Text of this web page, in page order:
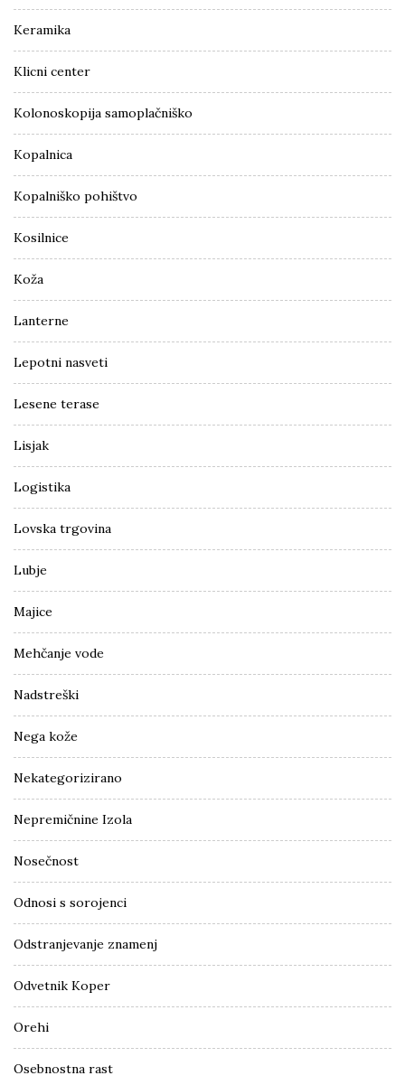
Keramika
Klicni center
Kolonoskopija samoplačniško
Kopalnica
Kopalniško pohištvo
Kosilnice
Koža
Lanterne
Lepotni nasveti
Lesene terase
Lisjak
Logistika
Lovska trgovina
Lubje
Majice
Mehčanje vode
Nadstreški
Nega kože
Nekategorizirano
Nepremičnine Izola
Nosečnost
Odnosi s sorojenci
Odstranjevanje znamenj
Odvetnik Koper
Orehi
Osebnostna rast